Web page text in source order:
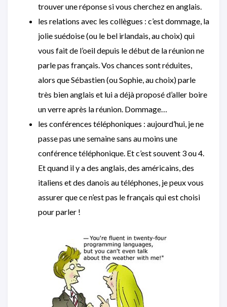
trouver une réponse si vous cherchez en anglais.
les relations avec les collègues : c’est dommage, la
jolie suédoise (ou le bel irlandais, au choix) qui
vous fait de l’oeil depuis le début de la réunion ne
parle pas français. Vos chances sont réduites,
alors que Sébastien (ou Sophie, au choix) parle
très bien anglais et lui a déjà proposé d’aller boire
un verre après la réunion. Dommage…
les conférences téléphoniques : aujourd’hui, je ne
passe pas une semaine sans au moins une
conférence téléphonique. Et c’est souvent 3 ou 4.
Et quand il y a des anglais, des américains, des
italiens et des danois au téléphones, je peux vous
assurer que ce n’est pas le français qui est choisi
pour parler !